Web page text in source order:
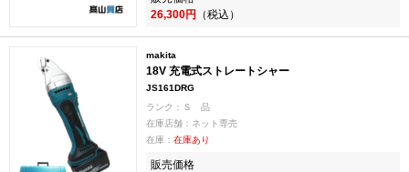
26,300円 （税込）
makita
18V 充電式ストレートシャー
JS161DRG
ランク：Ｓ 品
在庫店舗：ネット専売
在庫： 在庫あり
販売価格